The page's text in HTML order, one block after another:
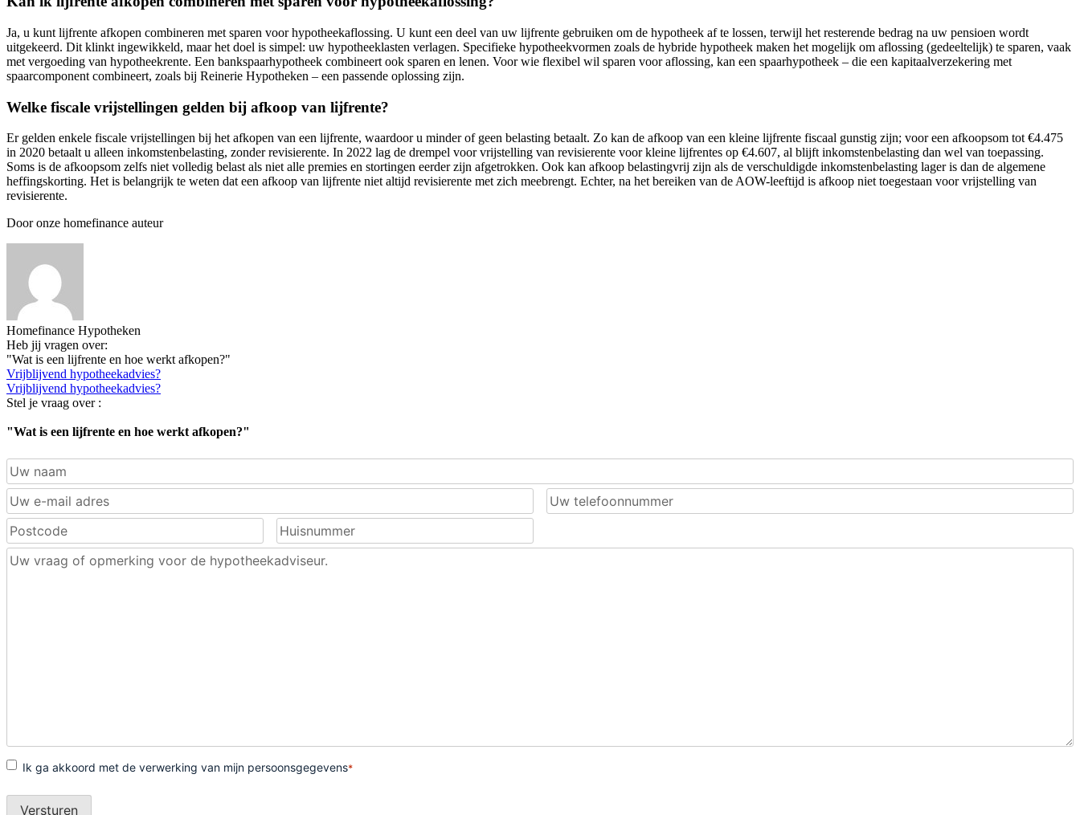
Ja, u kunt lijfrente afkopen combineren met sparen voor hypotheekaflossing. U kunt een deel van uw lijfrente gebruiken om de hypotheek af te lossen, terwijl het resterende bedrag na uw pensioen wordt
uitgekeerd. Dit klinkt ingewikkeld, maar het doel is simpel: uw hypotheeklasten verlagen. Specifieke hypotheekvormen zoals de hybride hypotheek maken het mogelijk om aflossing (gedeeltelijk) te sparen, vaak
met vergoeding van hypotheekrente. Een bankspaarhypotheek combineert ook sparen en lenen. Voor wie flexibel wil sparen voor aflossing, kan een spaarhypotheek – die een kapitaalverzekering met
spaarcomponent combineert, zoals bij Reinerie Hypotheken – een passende oplossing zijn.
Welke fiscale vrijstellingen gelden bij afkoop van lijfrente?
Er gelden enkele fiscale vrijstellingen bij het afkopen van een lijfrente, waardoor u minder of geen belasting betaalt. Zo kan de afkoop van een kleine lijfrente fiscaal gunstig zijn; voor een afkoopsom tot €4.475
in 2020 betaalt u alleen inkomstenbelasting, zonder revisierente. In 2022 lag de drempel voor vrijstelling van revisierente voor kleine lijfrentes op €4.607, al blijft inkomstenbelasting dan wel van toepassing.
Soms is de afkoopsom zelfs niet volledig belast als niet alle premies en stortingen eerder zijn afgetrokken. Ook kan afkoop belastingvrij zijn als de verschuldigde inkomstenbelasting lager is dan de algemene
heffingskorting. Het is belangrijk te weten dat een afkoop van lijfrente niet altijd revisierente met zich meebrengt. Echter, na het bereiken van de AOW-leeftijd is afkoop niet toegestaan voor vrijstelling van
revisierente.
Door onze homefinance auteur
Homefinance Hypotheken
Heb jij vragen over:
"Wat is een lijfrente en hoe werkt afkopen?"
Vrijblijvend hypotheekadvies?
Vrijblijvend hypotheekadvies?
Stel je vraag over :
"Wat is een lijfrente en hoe werkt afkopen?"